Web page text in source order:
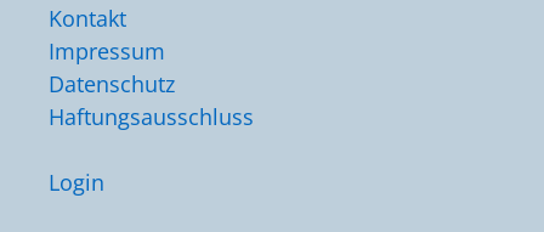
Kontakt
Impressum
Datenschutz
Haftungsausschluss
Login